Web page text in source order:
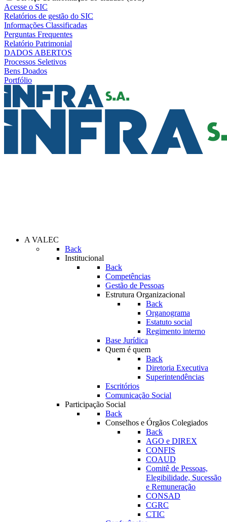
Acesse o SIC
Relatórios de gestão do SIC
Informações Classificadas
Perguntas Frequentes
Relatório Patrimonial
DADOS ABERTOS
Processos Seletivos
Bens Doados
Portfólio
A VALEC
Back
Institucional
Back
Competências
Gestão de Pessoas
Estrutura Organizacional
Back
Organograma
Estatuto social
Regimento interno
Base Jurídica
Quem é quem
Back
Diretoria Executiva
Superintendências
Escritórios
Comunicação Social
Participação Social
Back
Conselhos e Órgãos Colegiados
Back
AGO e DIREX
CONFIS
COAUD
Comitê de Pessoas,
Elegibilidade, Sucessão
e Remuneração
CONSAD
CGRC
CTIC